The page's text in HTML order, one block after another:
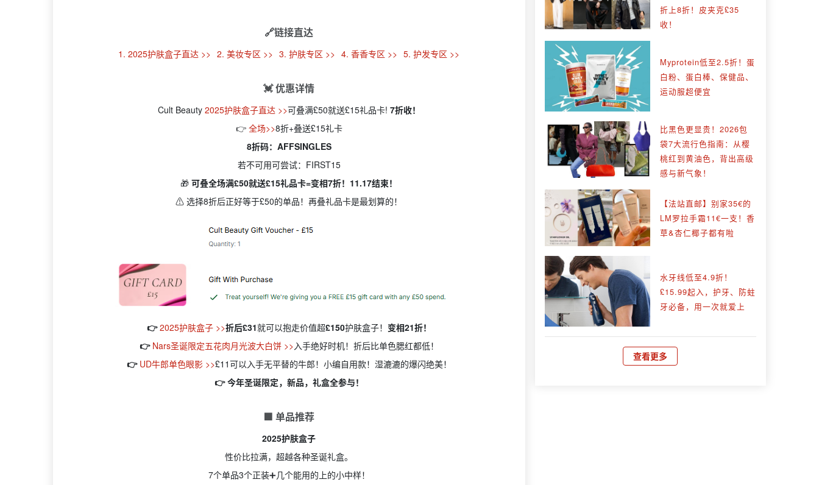
🔗链接直达
1. 2025护肤盒子直达 >> 2. 美妆专区 >> 3. 护肤专区 >> 4. 香香专区 >> 5. 护发专区 >>
💓 优惠详情
Cult Beauty 2025护肤盒子直达 >>可叠满£50就送£15礼品卡! 7折收！
👉 全场>>8折+叠送£15礼卡
8折码：AFFSINGLES
若不可用可尝试：FIRST15
🎁可叠全场满£50就送£15礼品卡=变相7折！11.17结束！
⚠️ 选择8折后正好等于£50的单品！再叠礼品卡是最划算的！
👉2025护肤盒子 >>折后£31就可以抱走价值超£150护肤盒子！ 变相21折！
👉 Nars圣诞限定五花肉月光波大白饼 >> 入手绝好时机！折后比单色腮红都低！
👉 UD牛郎单色眼影 >>£11可以入手无平替的牛郎！小编自用款！湿漉漉的爆闪绝美！
👉 今年圣诞限定，新品，礼盒全参与！
🟩 单品推荐
2025护肤盒子
性价比拉满，超越各种圣诞礼盒。
7个单品3个正装➕几个能用的上的小中样！
折上8折！皮夹克£35
收！
Myprotein低至2.5折！蛋
白粉、蛋白棒、保健品、
运动服超便宜
比黑色更显贵！2026包
袋7大流行色指南：从樱
桃红到黄油色，背出高级
感与新气象！
【法站直邮】别家35€的
LM罗拉手霜11€一支！香
草&杏仁椰子都有啦
水牙线低至4.9折！
£15.99起入，护牙、防蛀
牙必备，用一次就爱上
查看更多